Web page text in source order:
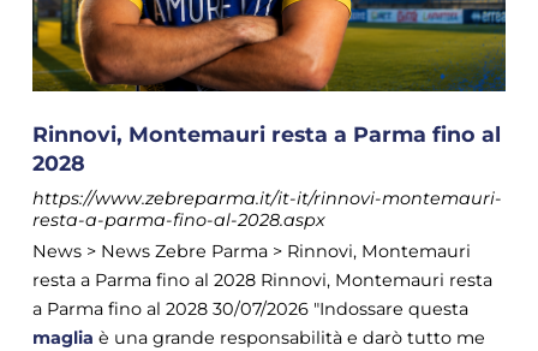
Rinnovi, Montemauri resta a Parma fino al
2028
https://www.zebreparma.it/it-it/rinnovi-montemauri-
resta-a-parma-fino-al-2028.aspx
News > News Zebre Parma > Rinnovi, Montemauri
resta a Parma fino al 2028 Rinnovi, Montemauri resta
a Parma fino al 2028 30/07/2026 "Indossare questa
maglia è una grande responsabilità e darò tutto me